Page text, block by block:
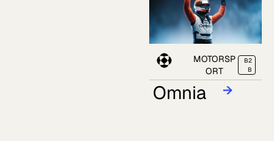
MOTORSP
ORT
B2
B
Omnia →